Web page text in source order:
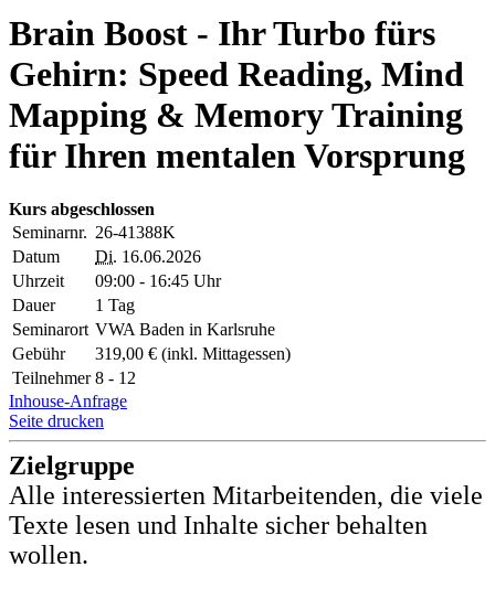
Brain Boost - Ihr Turbo fürs
Gehirn: Speed Reading, Mind
Mapping & Memory Training
für Ihren mentalen Vorsprung
Kurs abgeschlossen
Seminarnr. 26-41388K
Datum
Di. 16.06.2026
Uhrzeit
09:00 - 16:45 Uhr
Dauer
1 Tag
Seminarort VWA Baden in Karlsruhe
Gebühr
319,00 € (inkl. Mittagessen)
Teilnehmer 8 - 12
Inhouse-Anfrage
Seite drucken
Zielgruppe
Alle interessierten Mitarbeitenden, die viele
Texte lesen und Inhalte sicher behalten
wollen.